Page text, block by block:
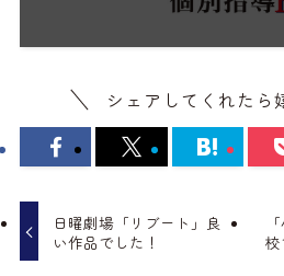
シェアしてくれたら
日曜劇場「リブート」良
い作品でした！